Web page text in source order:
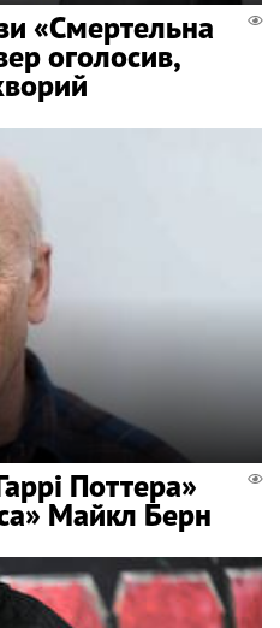
«Смертельна
оголосив,
Поттера»
Майкл Берн